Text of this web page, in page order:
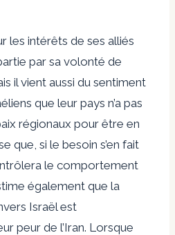
les intérêts de ses alliés
par sa volonté de
il vient aussi du sentiment
que leur pays n’a pas
régionaux pour être en
que, si le besoin s’en fait
le comportement
également que la
Israël est
peur de l’Iran. Lorsque